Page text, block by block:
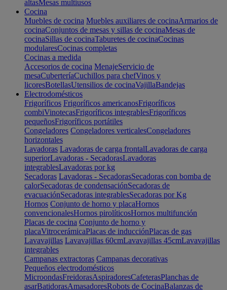
altasMesas multiusos
Cocina
Muebles de cocina Muebles auxiliares de cocinaArmarios de
cocinaConjuntos de mesas y sillas de cocinaMesas de
cocinaSillas de cocinaTaburetes de cocinaCocinas
modularesCocinas completas
Cocinas a medida
Accesorios de cocina MenajeServicio de
mesaCuberteríaCuchillos para chefVinos y
licoresBotellasUtensilios de cocinaVajillaBandejas
Electrodomésticos
Frigoríficos Frigoríficos americanosFrigoríficos
combiVinotecasFrigoríficos integrablesFrigoríficos
pequeñosFrigoríficos portátiles
Congeladores Congeladores verticalesCongeladores
horizontales
Lavadoras Lavadoras de carga frontalLavadoras de carga
superiorLavadoras - SecadorasLavadoras
integrablesLavadoras por kg
Secadoras Lavadoras - SecadorasSecadoras con bomba de
calorSecadoras de condensaciónSecadoras de
evacuaciónSecadoras integrablesSecadoras por Kg
Hornos Conjunto de horno y placaHornos
convencionalesHornos pirolíticosHornos multifunción
Placas de cocina Conjunto de horno y
placaVitrocerámicaPlacas de inducciónPlacas de gas
Lavavajillas Lavavajillas 60cmLavavajillas 45cmLavavajillas
integrables
Campanas extractoras Campanas decorativas
Pequeños electrodomésticos
MicroondasFreidorasAspiradoresCafeterasPlanchas de
asarBatidorasAmasadoresRobots de CocinaBalanzas de